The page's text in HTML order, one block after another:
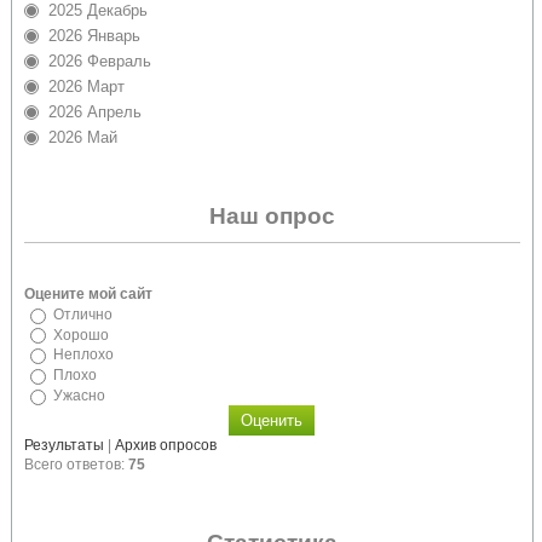
2025 Декабрь
2026 Январь
2026 Февраль
2026 Март
2026 Апрель
2026 Май
Наш опрос
Оцените мой сайт
Отлично
Хорошо
Неплохо
Плохо
Ужасно
Результаты | Архив опросов
Всего ответов: 75